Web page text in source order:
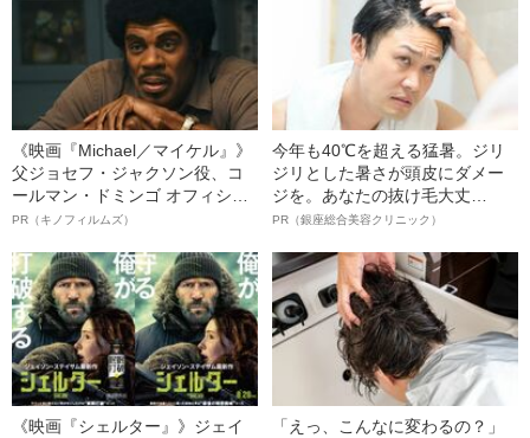
《映画『Michael／マイケル』》
父ジョセフ・ジャクソン役、コ
ールマン・ドミンゴ オフィシャ
ルインタビュー“観客を魅了した
語る”《日本興収70億円突破》
PR（キノフィルムズ）
今年も40℃を超える猛暑。ジリ
ジリとした暑さが頭皮にダメー
ジを。あなたの抜け毛大丈
夫！？
PR（銀座総合美容クリニック）
《映画『シェルター』》ジェイ
「えっ、こんなに変わるの？」